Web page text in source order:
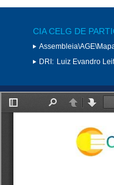
CIA CELG DE
DRI: Luiz Evandro